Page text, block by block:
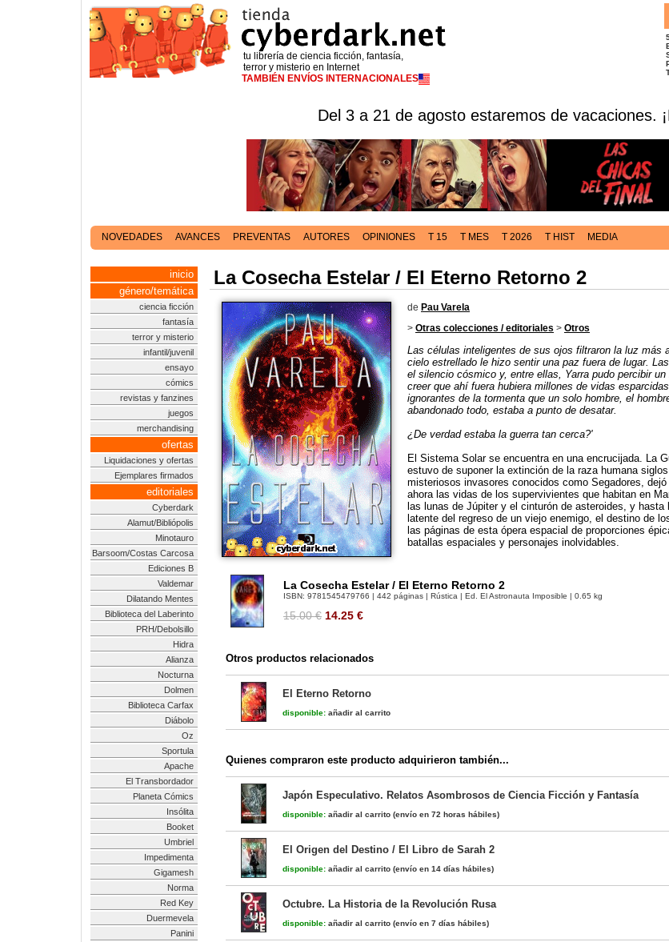
tu librería de ciencia ficción, fantasía,
terror y misterio en Internet
TAMBIÉN ENVÍOS INTERNACIONALES
Del 3 a 21 de agosto estaremos de vacaciones.
NOVEDADES AVANCES PREVENTAS AUTORES OPINIONES T 15 T MES T 2026 T HIST MEDIA
inicio
género/temática
ciencia ficción
fantasía
terror y misterio
infantil/juvenil
ensayo
cómics
revistas y fanzines
juegos
merchandising
ofertas
Liquidaciones y ofertas
Ejemplares firmados
editoriales
Cyberdark
Alamut/Bibliópolis
Minotauro
Barsoom/Costas Carcosa
Ediciones B
Valdemar
Dilatando Mentes
Biblioteca del Laberinto
PRH/Debolsillo
Hidra
Alianza
Nocturna
Dolmen
Biblioteca Carfax
Diábolo
Oz
Sportula
Apache
El Transbordador
Planeta Cómics
Insólita
Booket
Umbriel
Impedimenta
Gigamesh
Norma
Red Key
Duermevela
Panini
La Cosecha Estelar / El Eterno Retorno 2
de Pau Varela
> Otras colecciones / editoriales > Otros
Las células inteligentes de sus ojos filtraron la luz más
cielo estrellado le hizo sentir una paz fuera de lugar.
el silencio cósmico y, entre ellas, Yarra pudo percibir
creer que ahí fuera hubiera millones de vidas
ignorantes de la tormenta que un solo hombre, el
abandonado todo, estaba a punto de desatar.
¿De verdad estaba la guerra tan cerca?'
El Sistema Solar se encuentra en una encrucijada. La
estuvo de suponer la extinción de la raza humana
misteriosos invasores conocidos como Segadores,
ahora las vidas de los supervivientes que habitan en
las lunas de Júpiter y el cinturón de asteroides, y
latente del regreso de un viejo enemigo, el destino de
las páginas de esta ópera espacial de proporciones
batallas espaciales y personajes inolvidables.
La Cosecha Estelar / El Eterno Retorno 2
ISBN: 9781545479766 | 442 páginas | Rústica | Ed. El Astronauta Imposible | 0.65 kg
15.00 € 14.25 €
Otros productos relacionados
El Eterno Retorno
disponible: añadir al carrito
Quienes compraron este producto adquirieron también...
Japón Especulativo. Relatos Asombrosos de Ciencia Ficción y Fantasía
disponible: añadir al carrito (envío en 72 horas hábiles)
El Origen del Destino / El Libro de Sarah 2
disponible: añadir al carrito (envío en 14 días hábiles)
Octubre. La Historia de la Revolución Rusa
disponible: añadir al carrito (envío en 7 días hábiles)